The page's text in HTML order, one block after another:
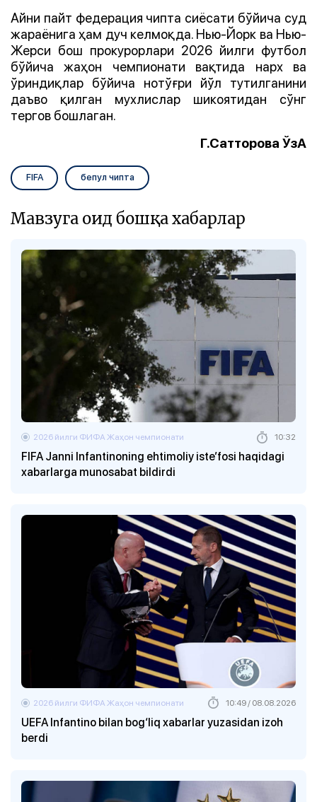
Айни пайт федерация чипта сиёсати бўйича суд
жараёнига ҳам дуч келмоқда. Нью-Йорк ва Нью-
Жерси бош прокурорлари 2026 йилги футбол
бўйича жаҳон чемпионати вақтида нарх ва
ўриндиқлар бўйича нотўғри йўл тутилганини
даъво қилган мухлислар шикоятидан сўнг
тергов бошлаган.
Г.Сатторова ЎзА
FIFA бепул чипта
Мавзуга оид бошқа хабарлар
FIFA Janni Infantinoning ehtimoliy iste’fosi haqidagi
xabarlarga munosabat bildirdi
2026 йилги ФИФА Жаҳон чемпионати 10:32
UEFA Infantino bilan bog‘liq xabarlar yuzasidan izoh
berdi
2026 йилги ФИФА Жаҳон чемпионати 10:49 / 08.08.2026